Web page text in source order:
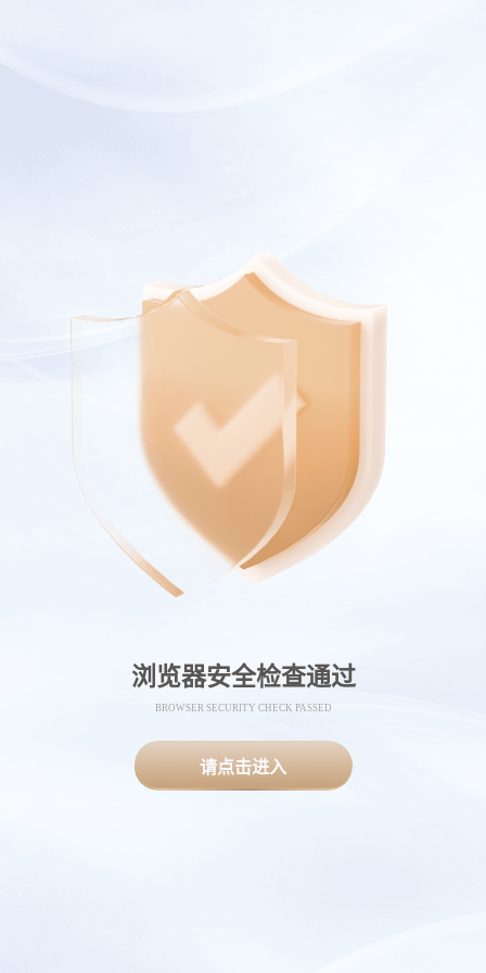
浏览器安全检查通过
BROWSER SECURITY CHECK PASSED
请点击进入